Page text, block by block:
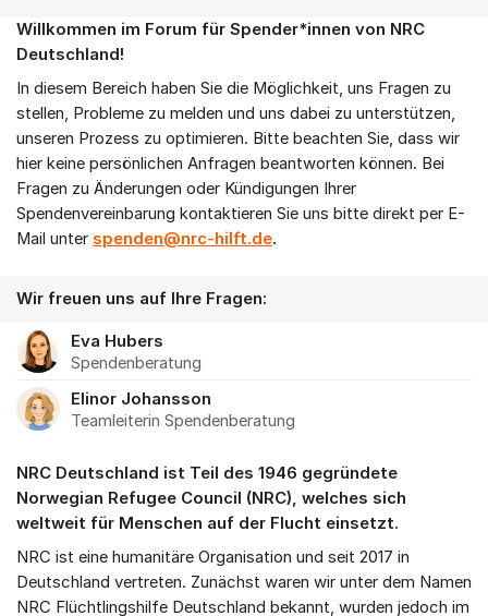
Über das Forum
Willkommen im Forum für Spender*innen von NRC
Deutschland!
In diesem Bereich haben Sie die Möglichkeit, uns Fragen zu
stellen, Probleme zu melden und uns dabei zu unterstützen,
unseren Prozess zu optimieren. Bitte beachten Sie, dass wir
hier keine persönlichen Anfragen beantworten können. Bei
Fragen zu Änderungen oder Kündigungen Ihrer
Spendenvereinbarung kontaktieren Sie uns bitte direkt per E-
Mail unter spenden@nrc-hilft.de.
Wir freuen uns auf Ihre Fragen:
Eva Hubers
Spendenberatung
Elinor Johansson
Teamleiterin Spendenberatung
NRC Deutschland ist Teil des 1946 gegründete
Norwegian Refugee Council (NRC), welches sich
weltweit für Menschen auf der Flucht einsetzt.
NRC ist eine humanitäre Organisation und seit 2017 in
Deutschland vertreten. Zunächst waren wir unter dem Namen
NRC Flüchtlingshilfe Deutschland bekannt, wurden jedoch im